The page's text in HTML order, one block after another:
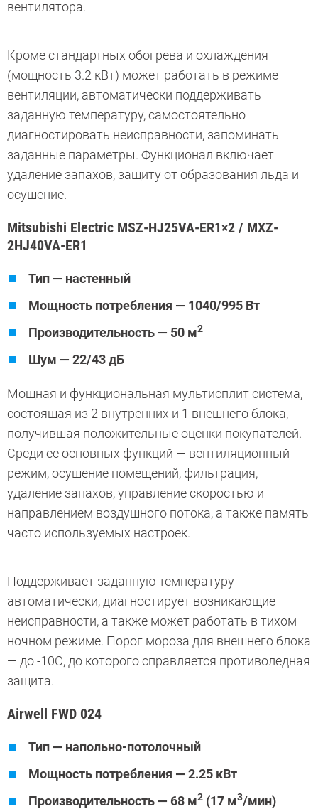
вентилятора.
Кроме стандартных обогрева и охлаждения
(мощность 3.2 кВт) может работать в режиме
вентиляции, автоматически поддерживать
заданную температуру, самостоятельно
диагностировать неисправности, запоминать
заданные параметры. Функционал включает
удаление запахов, защиту от образования льда и
осушение.
Mitsubishi Electric MSZ-HJ25VA-ER1×2 / MXZ-
2HJ40VA-ER1
Тип — настенный
Мощность потребления — 1040/995 Вт
Производительность — 50 м2
Шум — 22/43 дБ
Мощная и функциональная мультисплит система,
состоящая из 2 внутренних и 1 внешнего блока,
получившая положительные оценки покупателей.
Среди ее основных функций — вентиляционный
режим, осушение помещений, фильтрация,
удаление запахов, управление скоростью и
направлением воздушного потока, а также память
часто используемых настроек.
Поддерживает заданную температуру
автоматически, диагностирует возникающие
неисправности, а также может работать в тихом
ночном режиме. Порог мороза для внешнего блока
— до -10С, до которого справляется противоледная
защита.
Airwell FWD 024
Тип — напольно-потолочный
Мощность потребления — 2.25 кВт
Производительность — 68 м2 (17 м3/мин)